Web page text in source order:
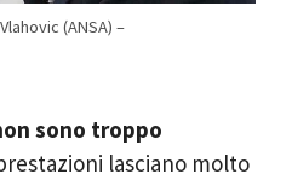
(ANSA) –
sono troppo
lasciano molto